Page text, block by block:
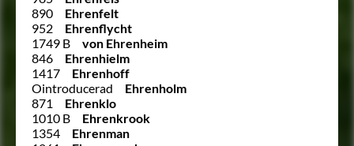
890
Ehrenfelt
952
Ehrenflycht
1749 B
von Ehrenheim
846
Ehrenhielm
1417
Ehrenhoff
Ointroducerad
Ehrenholm
871
Ehrenklo
1010 B
Ehrenkrook
1354
Ehrenman